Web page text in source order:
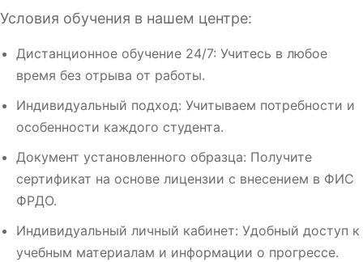
Условия обучения в нашем центре:
Дистанционное обучение 24/7: Учитесь в любое
время без отрыва от работы.
Индивидуальный подход: Учитываем потребности и
особенности каждого студента.
Документ установленного образца: Получите
сертификат на основе лицензии с внесением в ФИС
ФРДО.
Индивидуальный личный кабинет: Удобный доступ к
учебным материалам и информации о прогрессе.